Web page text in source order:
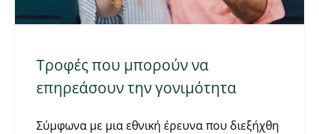
Τροφές που μπορούν να
επηρεάσουν την γονιμότητα
Σύμφωνα με μια εθνική έρευνα που διεξήχθη